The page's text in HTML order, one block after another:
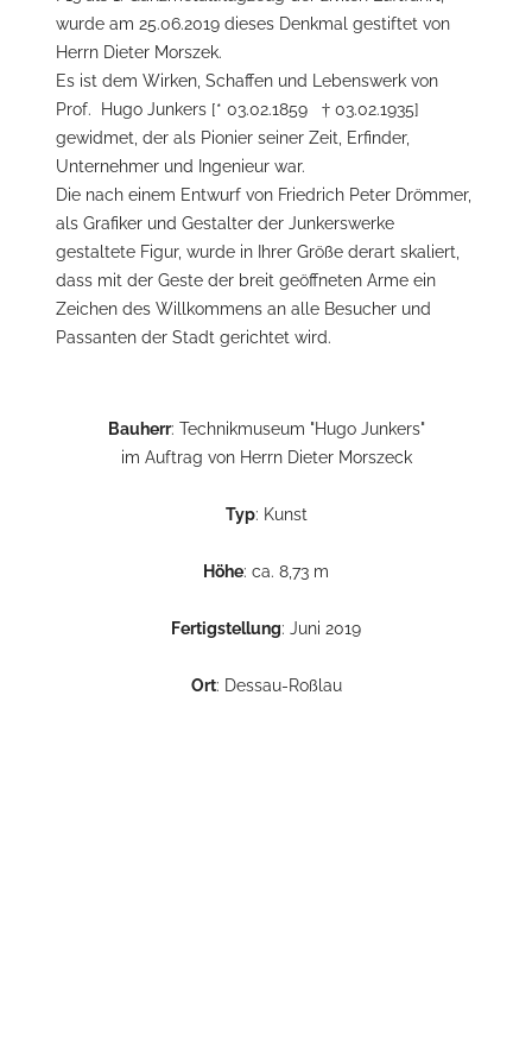
wurde am 25.06.2019 dieses Denkmal gestiftet von
Herrn Dieter Morszek.
Es ist dem Wirken, Schaffen und Lebenswerk von
Prof. Hugo Junkers [* 03.02.1859 † 03.02.1935]
gewidmet, der als Pionier seiner Zeit, Erfinder,
Unternehmer und Ingenieur war.
Die nach einem Entwurf von Friedrich Peter Drömmer,
als Grafiker und Gestalter der Junkerswerke
gestaltete Figur, wurde in Ihrer Größe derart skaliert,
dass mit der Geste der breit geöffneten Arme ein
Zeichen des Willkommens an alle Besucher und
Passanten der Stadt gerichtet wird.
Bauherr: Technikmuseum "Hugo Junkers"
im Auftrag von Herrn Dieter Morszeck
Typ: Kunst
Höhe: ca. 8,73 m
Fertigstellung: Juni 2019
Ort: Dessau-Roßlau